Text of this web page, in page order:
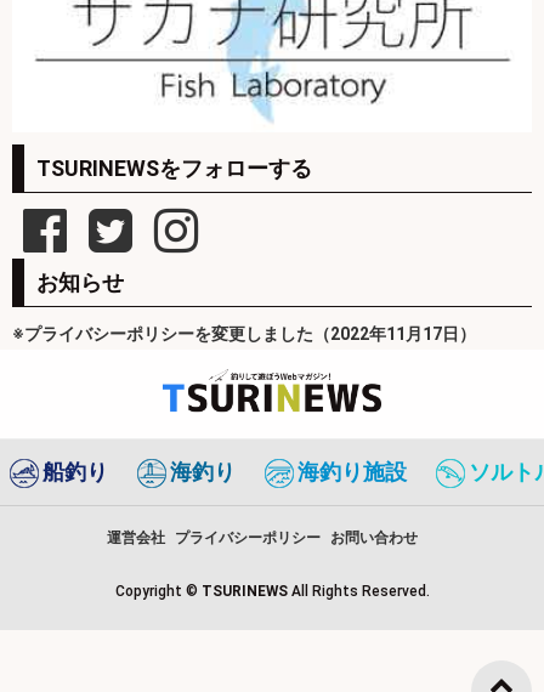
TSURINEWSをフォローする
お知らせ
※プライバシーポリシーを変更しました（2022年11月17日）
船釣り 海釣り 海釣り施設 ソルト
運営会社 プライバシーポリシー お問い合わせ
Copyright © TSURINEWS All Rights Reserved.